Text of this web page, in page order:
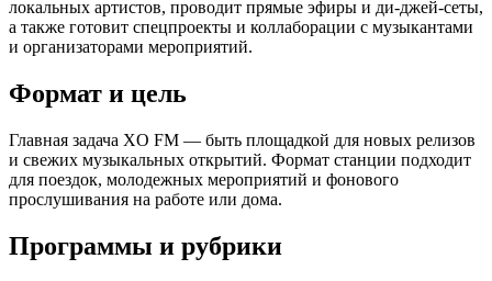
локальных артистов, проводит прямые эфиры и ди-джей-сеты,
а также готовит спецпроекты и коллаборации с музыкантами
и организаторами мероприятий.
Формат и цель
Главная задача XO FM — быть площадкой для новых релизов
и свежих музыкальных открытий. Формат станции подходит
для поездок, молодежных мероприятий и фонового
прослушивания на работе или дома.
Программы и рубрики